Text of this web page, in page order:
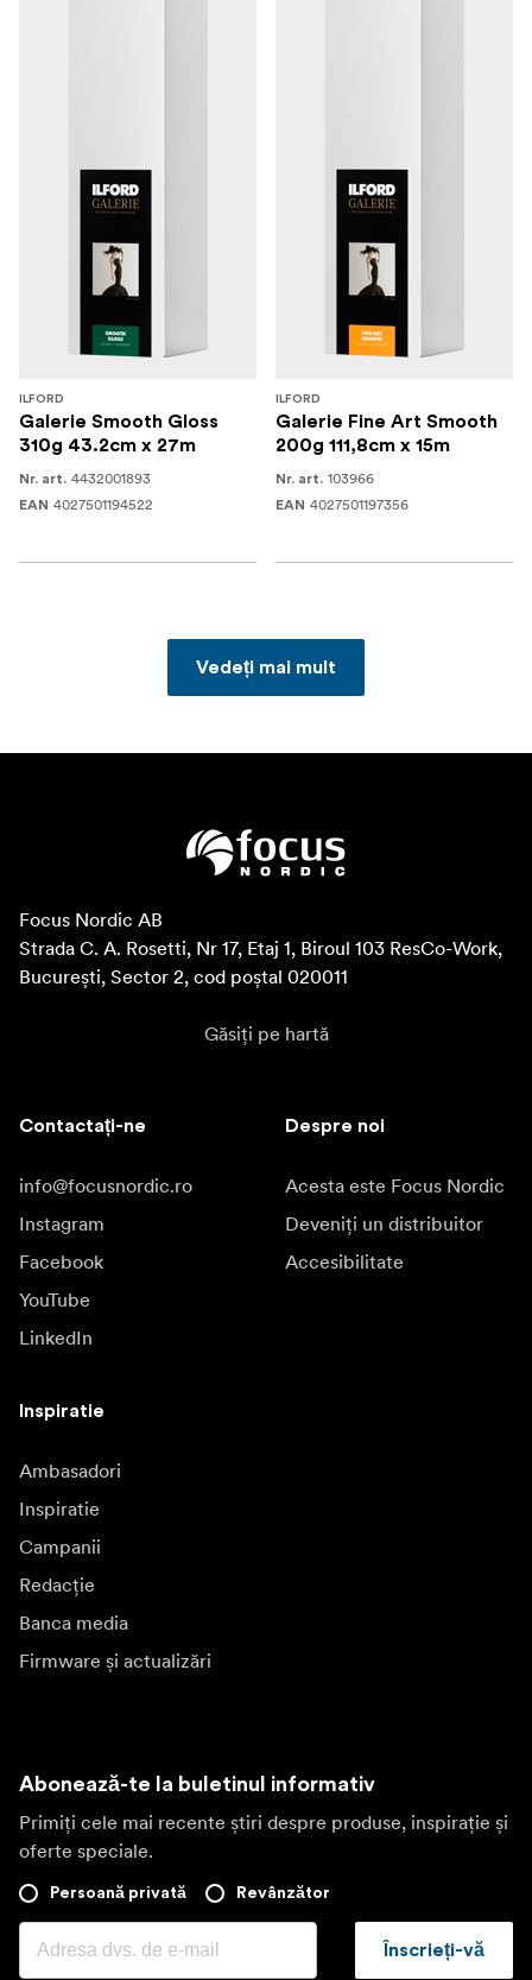
ILFORD
Galerie Smooth Gloss
310g 43.2cm x 27m
Nr. art. 4432001893
EAN 4027501194522
ILFORD
Galerie Fine Art Smooth
200g 111,8cm x 15m
Nr. art. 103966
EAN 4027501197356
Vedeți mai mult
Focus Nordic AB
Strada C. A. Rosetti, Nr 17, Etaj 1, Biroul 103 ResCo-Work,
București, Sector 2, cod poștal 020011
Găsiți pe hartă
Contactați-ne
info@focusnordic.ro
Instagram
Facebook
YouTube
LinkedIn
Despre noi
Acesta este Focus Nordic
Deveniți un distribuitor
Accesibilitate
Inspiratie
Ambasadori
Inspiratie
Campanii
Redacție
Banca media
Firmware și actualizări
Abonează-te la buletinul informativ
Primiți cele mai recente știri despre produse, inspirație și
oferte speciale.
Persoană privată Revânzător
Înscrieți-vă